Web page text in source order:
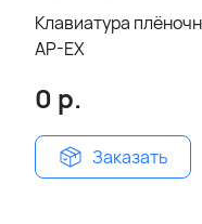
Клавиатура
AP-EX
0 р.
Заказать